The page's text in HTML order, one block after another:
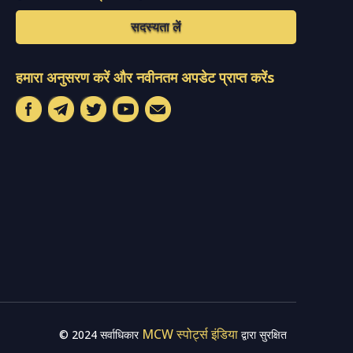
सदस्यता लें
हमारा अनुसरण करें और नवीनतम अपडेट प्राप्त करेंs
© 2024 सर्वाधिकार MCW स्पोर्ट्स इंडिया द्वारा सुरक्षित